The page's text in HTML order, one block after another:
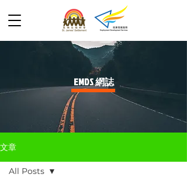
​EMDS 網誌
文章
All Posts